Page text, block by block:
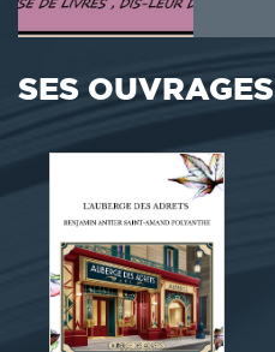
SES OUVRAGES